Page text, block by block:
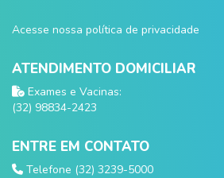
Acesse nossa política de privacidade
ATENDIMENTO DOMICILIAR
Exames e Vacinas:
(32) 98834-2423
ENTRE EM CONTATO
Telefone (32) 3239-5000